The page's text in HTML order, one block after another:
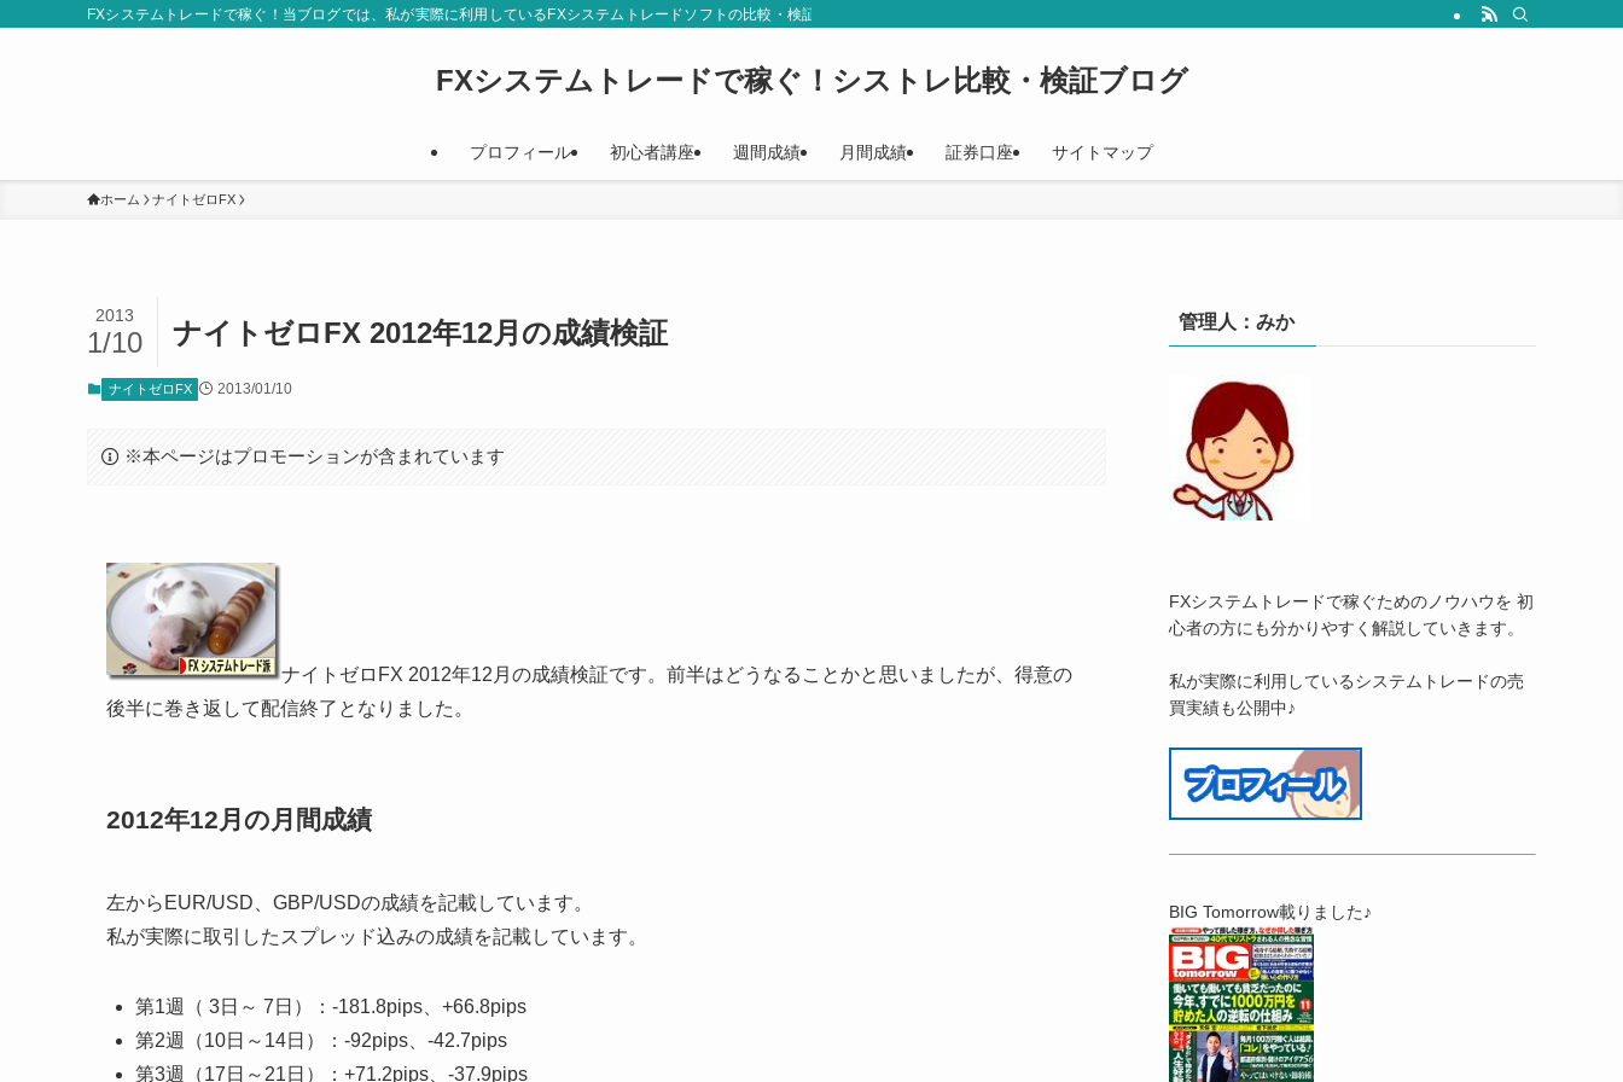
FXシステムトレードで稼ぐ！当ブログでは、私が実際に利用しているFXシステムトレードソフトの比較・検証結果をご紹介しています。シストレ初心者の人にも分かりやすく解説していきます。
FXシステムトレードで稼ぐ！シストレ比較・検証ブログ
プロフィール 初心者講座 週間成績 月間成績 証券口座 サイトマップ
ホーム ナイトゼロFX
ナイトゼロFX 2012年12月の成績検証
2013
1/10
ナイトゼロFX 2013/01/10
※本ページはプロモーションが含まれています
ナイトゼロFX 2012年12月の成績検証です。前半はどうなることかと思いましたが、得意の
後半に巻き返して配信終了となりました。
2012年12月の月間成績
左からEUR/USD、GBP/USDの成績を記載しています。
私が実際に取引したスプレッド込みの成績を記載しています。
第1週（ 3日～ 7日）：-181.8pips、+66.8pips
第2週（10日～14日）：-92pips、-42.7pips
第3週（17日～21日）：+71.2pips、-37.9pips
管理人：みか
FXシステムトレードで稼ぐためのノウハウを 初
心者の方にも分かりやすく解説していきます。
私が実際に利用しているシステムトレードの売
買実績も公開中♪
BIG Tomorrow載りました♪